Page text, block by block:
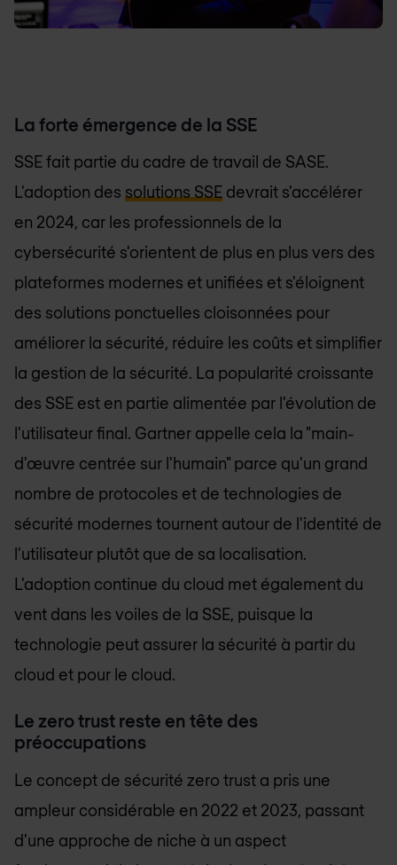
La forte émergence de la SSE
SSE fait partie du cadre de travail de SASE.
L'adoption des solutions SSE devrait s'accélérer
en 2024, car les professionnels de la
cybersécurité s'orientent de plus en plus vers des
plateformes modernes et unifiées et s'éloignent
des solutions ponctuelles cloisonnées pour
améliorer la sécurité, réduire les coûts et simplifier
la gestion de la sécurité. La popularité croissante
des SSE est en partie alimentée par l'évolution de
l'utilisateur final. Gartner appelle cela la "main-
d'œuvre centrée sur l'humain" parce qu'un grand
nombre de protocoles et de technologies de
sécurité modernes tournent autour de l'identité de
l'utilisateur plutôt que de sa localisation.
L'adoption continue du cloud met également du
vent dans les voiles de la SSE, puisque la
technologie peut assurer la sécurité à partir du
cloud et pour le cloud.
Le zero trust reste en tête des
préoccupations
Le concept de sécurité zero trust a pris une
ampleur considérable en 2022 et 2023, passant
d'une approche de niche à un aspect